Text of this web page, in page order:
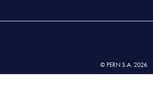
© PERN S.A. 2026